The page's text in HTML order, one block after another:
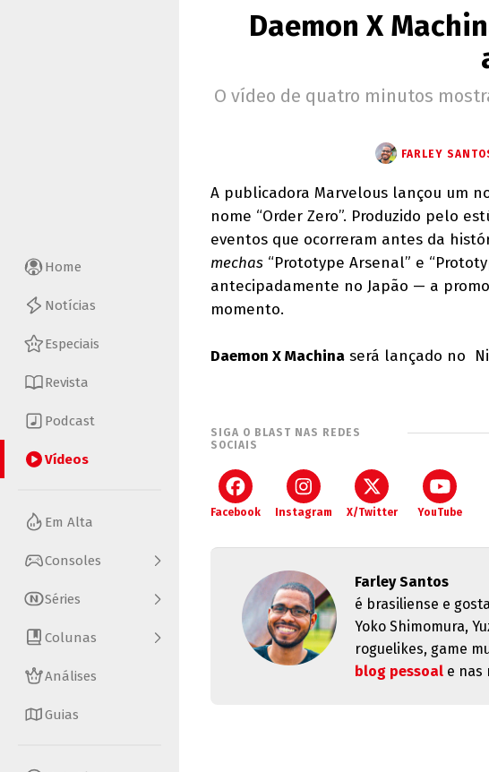
Home
Notícias
Especiais
Revista
Podcast
Vídeos
Em Alta
Consoles
Séries
Colunas
Análises
Guias
Daemon X
O vídeo de quatro minutos
FARLEY
A publicadora Marvelous lançou um
nome “Order Zero”. Produzido pelo
eventos que ocorreram antes da
mechas “Prototype Arsenal” e
antecipadamente no Japão — a
momento.
Daemon X Machina será lançado no
SIGA O BLAST NAS REDES
SOCIAIS
Facebook Instagram X/Twitter YouTube
Farley Santos
é brasiliense e
Yoko Shimomura,
roguelikes, game
blog pessoal e nas